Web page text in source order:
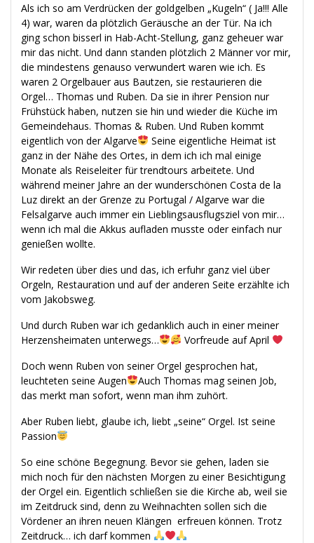
Als ich so am Verdrücken der goldgelben „Kugeln“ ( Ja!!! Alle
4) war, waren da plötzlich Geräusche an der Tür. Na ich
ging schon bisserl in Hab-Acht-Stellung, ganz geheuer war
mir das nicht. Und dann standen plötzlich 2 Männer vor mir,
die mindestens genauso verwundert waren wie ich. Es
waren 2 Orgelbauer aus Bautzen, sie restaurieren die
Orgel… Thomas und Ruben. Da sie in ihrer Pension nur
Frühstück haben, nutzen sie hin und wieder die Küche im
Gemeindehaus. Thomas & Ruben. Und Ruben kommt
eigentlich von der Algarve
Seine eigentliche Heimat ist
ganz in der Nähe des Ortes, in dem ich ich mal einige
Monate als Reiseleiter für trendtours arbeitete. Und
während meiner Jahre an der wunderschönen Costa de la
Luz direkt an der Grenze zu Portugal / Algarve war die
Felsalgarve auch immer ein Lieblingsausflugsziel von mir…
wenn ich mal die Akkus aufladen musste oder einfach nur
genießen wollte.
Wir redeten über dies und das, ich erfuhr ganz viel über
Orgeln, Restauration und auf der anderen Seite erzählte ich
vom Jakobsweg.
Und durch Ruben war ich gedanklich auch in einer meiner
Herzensheimaten unterwegs…
Vorfreude auf April
Doch wenn Ruben von seiner Orgel gesprochen hat,
leuchteten seine Augen
Auch Thomas mag seinen Job,
das merkt man sofort, wenn man ihm zuhört.
Aber Ruben liebt, glaube ich, liebt „seine“ Orgel. Ist seine
Passion
So eine schöne Begegnung. Bevor sie gehen, laden sie
mich noch für den nächsten Morgen zu einer Besichtigung
der Orgel ein. Eigentlich schließen sie die Kirche ab, weil sie
im Zeitdruck sind, denn zu Weihnachten sollen sich die
Vördener an ihren neuen Klängen erfreuen können. Trotz
Zeitdruck… ich darf kommen